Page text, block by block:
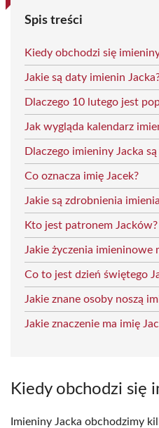
Spis treści
Kiedy obchodzi się
Jakie są daty imienin
Dlaczego 10 lutego jest
Jak wygląda kalendarz
Dlaczego imieniny Jacka
Co oznacza imię Jacek?
Jakie są zdrobnienia
Kto jest patronem Jacków?
Jakie życzenia imieninowe
Co to jest dzień świętego
Jakie znane osoby noszą
Jakie znaczenie ma imię
Kiedy obchodzi się
Imieniny Jacka obchodzimy